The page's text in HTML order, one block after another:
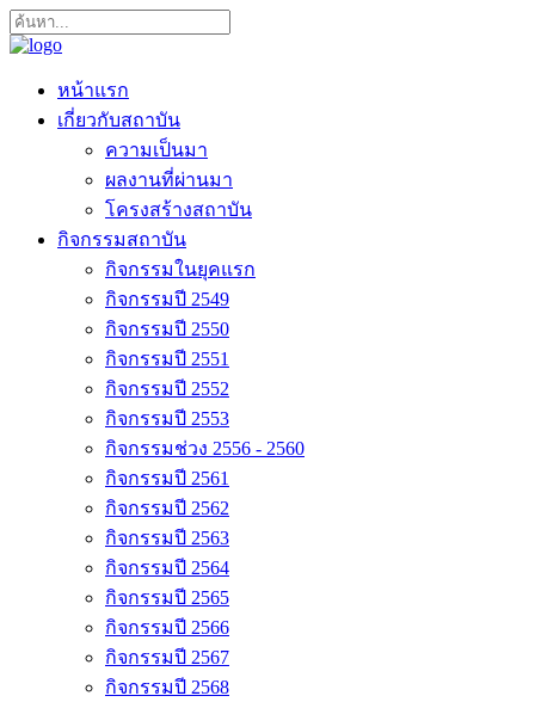
หน้าแรก
เกี่ยวกับสถาบัน
ความเป็นมา
ผลงานที่ผ่านมา
โครงสร้างสถาบัน
กิจกรรมสถาบัน
กิจกรรมในยุคแรก
กิจกรรมปี 2549
กิจกรรมปี 2550
กิจกรรมปี 2551
กิจกรรมปี 2552
กิจกรรมปี 2553
กิจกรรมช่วง 2556 - 2560
กิจกรรมปี 2561
กิจกรรมปี 2562
กิจกรรมปี 2563
กิจกรรมปี 2564
กิจกรรมปี 2565
กิจกรรมปี 2566
กิจกรรมปี 2567
กิจกรรมปี 2568